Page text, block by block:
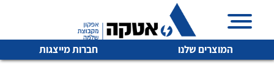
המוצרים שלנו חברות מייצגות